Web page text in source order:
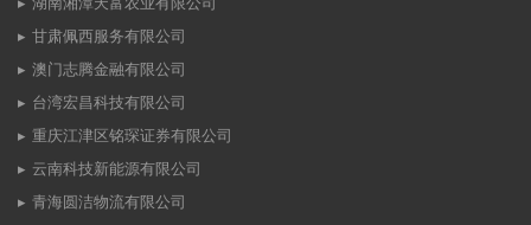
甘肃佩西服务有限公司
澳门志腾金融有限公司
台湾宏昌科技有限公司
重庆江津区铭琛证券有限公司
云南科技新能源有限公司
青海圆洁物流有限公司